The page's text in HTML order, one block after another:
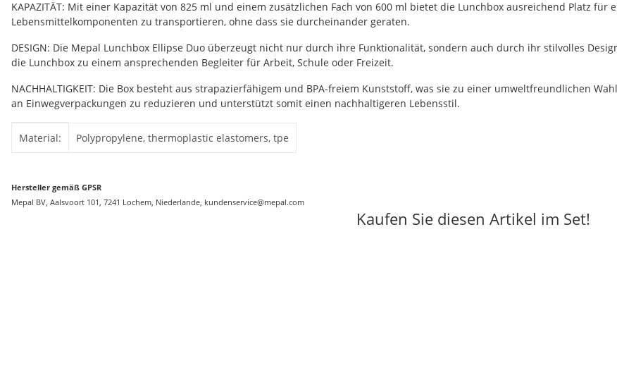
KAPAZITÄT: Mit einer Kapazität von 825 ml und einem zusätzlichen Fach von 600 ml bietet die Lunchbox ausreichend Platz
Lebensmittelkomponenten zu transportieren, ohne dass sie durcheinander geraten.
DESIGN: Die Mepal Lunchbox Ellipse Duo überzeugt nicht nur durch ihre Funktionalität, sondern auch durch ihr stilvolles
die Lunchbox zu einem ansprechenden Begleiter für Arbeit, Schule oder Freizeit.
NACHHALTIGKEIT: Die Box besteht aus strapazierfähigem und BPA-freiem Kunststoff, was sie zu einer umweltfreundlichen
an Einwegverpackungen zu reduzieren und unterstützt somit einen nachhaltigeren Lebensstil.
Material: Polypropylene, thermoplastic elastomers, tpe
Hersteller gemäß GPSR
Mepal BV, Aalsvoort 101, 7241 Lochem, Niederlande, kundenservice@mepal.com
Kaufen Sie diesen Artikel im Set!